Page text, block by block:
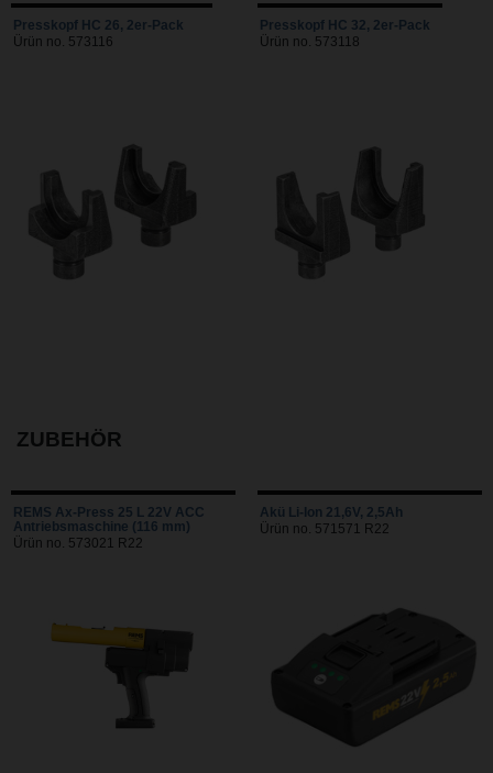
Presskopf HC 26, 2er-Pack
Ürün no. 573116
Presskopf HC 32, 2er-Pack
Ürün no. 573118
ZUBEHÖR
REMS Ax-Press 25 L 22V ACC
Antriebsmaschine (116 mm)
Ürün no. 573021 R22
Akü Li-Ion 21,6V, 2,5Ah
Ürün no. 571571 R22